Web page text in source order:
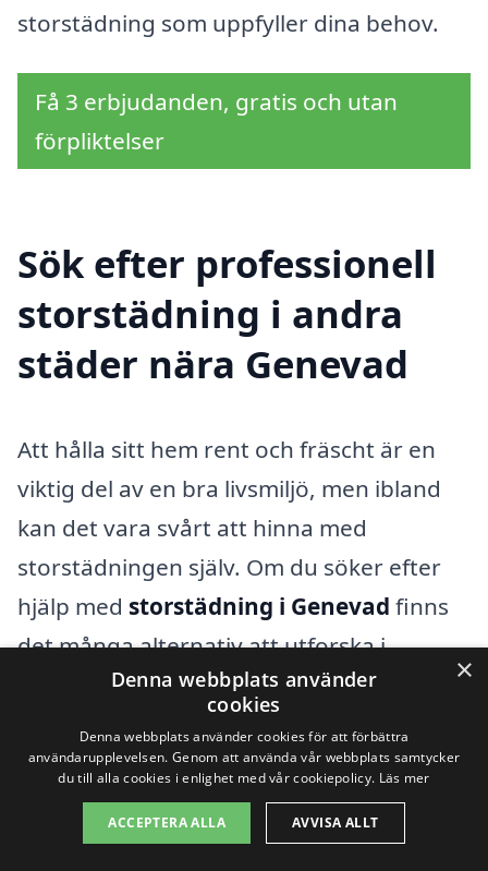
storstädning som uppfyller dina behov.
Få 3 erbjudanden, gratis och utan
förpliktelser
Sök efter professionell
storstädning i andra
städer nära Genevad
Att hålla sitt hem rent och fräscht är en
viktig del av en bra livsmiljö, men ibland
kan det vara svårt att hinna med
storstädningen själv. Om du söker efter
hjälp med storstädning i Genevad finns
det många alternativ att utforska i
närområdet. För att få ett bra resultat och
ett fördelaktigt pris kan det vara klokt att
också överväga företag i kringliggande
städer.
×
Denna webbplats använder
cookies
Denna webbplats använder cookies för att förbättra
användarupplevelsen. Genom att använda vår webbplats samtycker
du till alla cookies i enlighet med vår cookiepolicy. Läs mer
ACCEPTERA ALLA AVVISA ALLT